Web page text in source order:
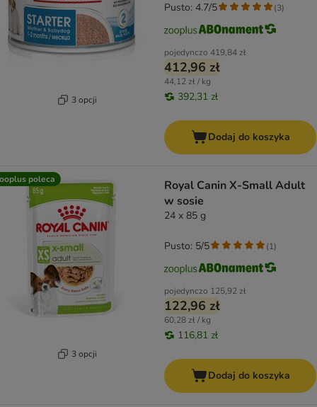
3 opcji
pojedynczo 419,84 zł
412,96 zł
44,12 zł / kg
392,31 zł
Pusto: 4.7/5 (3)
Dodaj do koszyka
poleca
3 opcji
Royal Canin X-Small Adult
w sosie
24 x 85 g
pojedynczo 125,92 zł
122,96 zł
60,28 zł / kg
116,81 zł
Pusto: 5/5 (1)
Dodaj do koszyka